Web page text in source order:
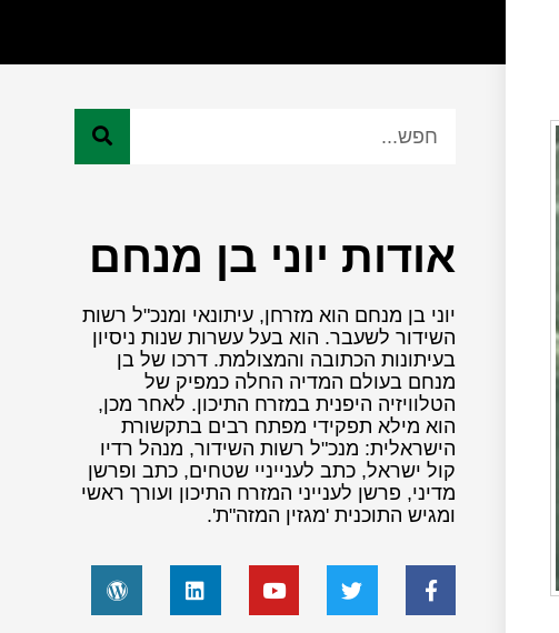
אודות יוני בן מנחם
יוני בן מנחם הוא מזרחן, עיתונאי ומנכ"ל רשות
השידור לשעבר. הוא בעל עשרות שנות ניסיון
בעיתונות הכתובה והמצולמת. דרכו של בן
מנחם בעולם המדיה החלה כמפיק של
הטלוויזיה היפנית במזרח התיכון. לאחר מכן,
הוא מילא תפקידי מפתח רבים בתקשורת
הישראלית: מנכ"ל רשות השידור, מנהל רדיו
קול ישראל, כתב לענייניי שטחים, כתב ופרשן
מדיני, פרשן לענייני המזרח התיכון ועורך ראשי
ומגיש התוכנית 'מגזין המזה"ת'.